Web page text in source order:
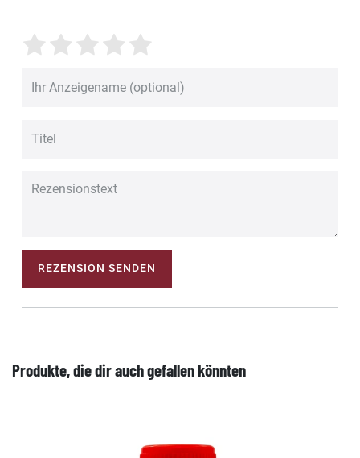
REZENSION SENDEN
Produkte, die dir auch gefallen könnten